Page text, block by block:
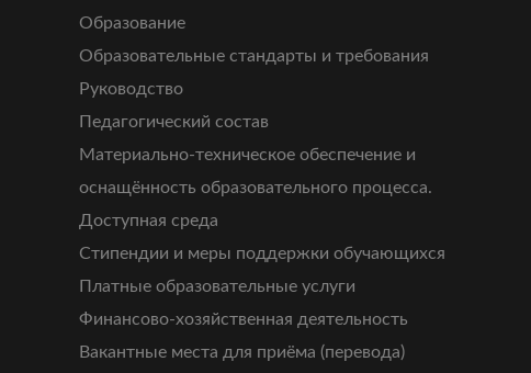
Образование
Образовательные стандарты и требования
Руководство
Педагогический состав
Материально-техническое обеспечение и
оснащённость образовательного процесса.
Доступная среда
Стипендии и меры поддержки обучающихся
Платные образовательные услуги
Финансово-хозяйственная деятельность
Вакантные места для приёма (перевода)